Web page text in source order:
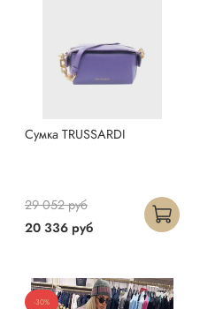
Сумка TRUSSARDI
20 336 руб
29 052 руб
-30%